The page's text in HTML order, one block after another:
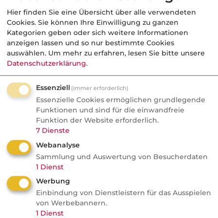
Ulrich Neumann zur Charta-
Gemanbroker.net-Fusion
Markt
Nachrichten
"Die Konsolidierung fängt
gerade erst an"
Ascendia CEO im Insurance Monday
Podcast: 70 Zukäufe in 18 Monaten, bis zu
75 Prozent des Backoffice
automatisierbar. KI soll Wachstum
bringen, keinen Stellenabbau. Die
Konsolidierung beginnt erst.
05.08.2026
AssCompact
Hier finden Sie eine Übersicht über alle verwendeten
Cookies. Sie können Ihre Einwilligung zu ganzen
Kategorien geben oder sich weitere Informationen
anzeigen lassen und so nur bestimmte Cookies
auswählen. Um mehr zu erfahren, lesen Sie bitte unsere
Datenschutzerklärung.
Essenziell (immer erforderlich)
Essenzielle Cookies ermöglichen grundlegende
Funktionen und sind für die einwandfreie
Funktion der Website erforderlich.
7 Dienste
Webanalyse
Sammlung und Auswertung von Besucherdaten
1 Dienst
Werbung
Einbindung von Dienstleistern für das Ausspielen
von Werbebannern.
1 Dienst